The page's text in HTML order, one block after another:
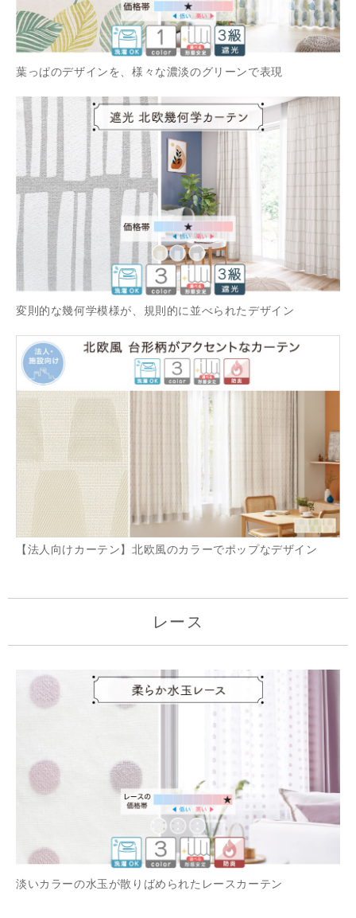
葉っぱのデザインを、様々な濃淡のグリーンで表現
変則的な幾何学模様が、規則的に並べられたデザイン
【法人向けカーテン】北欧風のカラーでポップなデザイン
レース
淡いカラーの水玉が散りばめられたレースカーテン